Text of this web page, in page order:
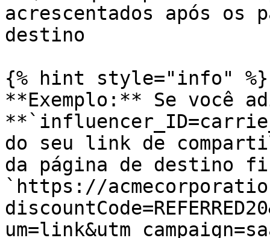
acrescentados após os
destino
{% hint style="info" %}
**Exemplo:** Se você
do seu link de
da página de destino
`https://